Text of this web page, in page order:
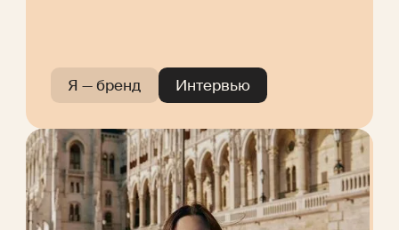
Я — бренд Интервью